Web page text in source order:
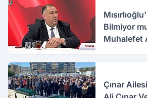
Bilmiyor
Muhalefet
Çınar